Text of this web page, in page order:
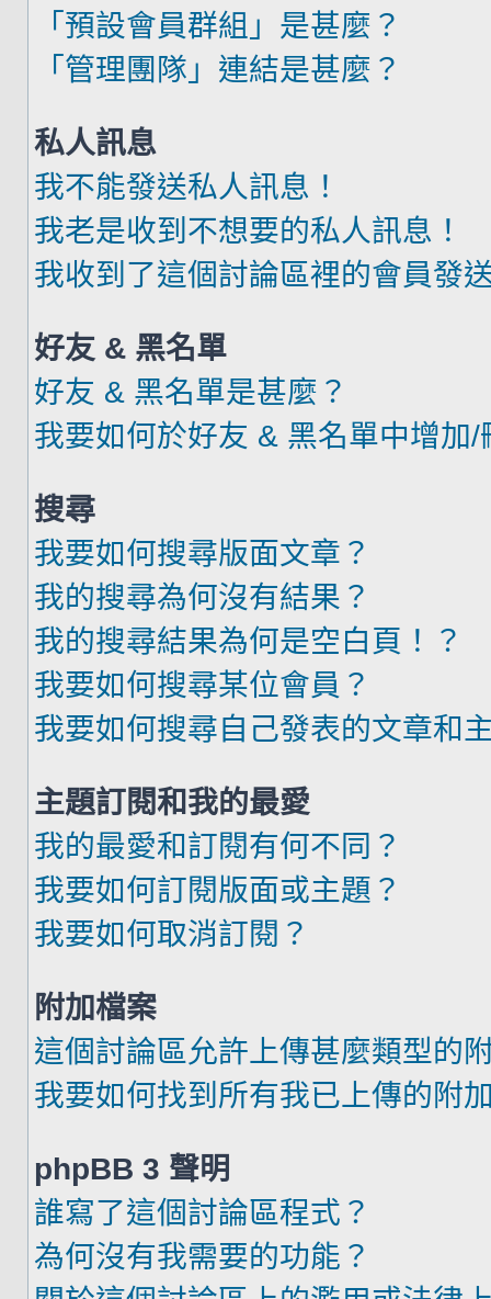
「預設會員群組」是甚麼？
「管理團隊」連結是甚麼？
私人訊息
我不能發送私人訊息！
我老是收到不想要的私人訊息！
我收到了這個討論區裡的會員發
好友 & 黑名單
好友 & 黑名單是甚麼？
我要如何於好友 & 黑名單中增加/
搜尋
我要如何搜尋版面文章？
我的搜尋為何沒有結果？
我的搜尋結果為何是空白頁！？
我要如何搜尋某位會員？
我要如何搜尋自己發表的文章和
主題訂閱和我的最愛
我的最愛和訂閱有何不同？
我要如何訂閱版面或主題？
我要如何取消訂閱？
附加檔案
這個討論區允許上傳甚麼類型的
我要如何找到所有我已上傳的附
phpBB 3 聲明
誰寫了這個討論區程式？
為何沒有我需要的功能？